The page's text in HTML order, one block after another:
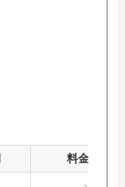
料金(税込)